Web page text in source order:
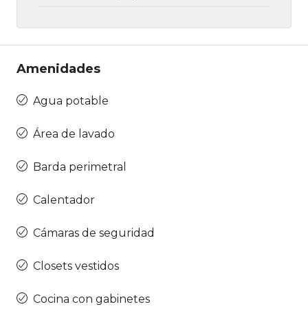
Amenidades
Agua potable
Área de lavado
Barda perimetral
Calentador
Cámaras de seguridad
Closets vestidos
Cocina con gabinetes